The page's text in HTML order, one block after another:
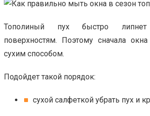
Тополиный пух быстро
поверхностям. Поэтому сначала
сухим способом.
Подойдет такой порядок:
сухой салфеткой убрать пух и